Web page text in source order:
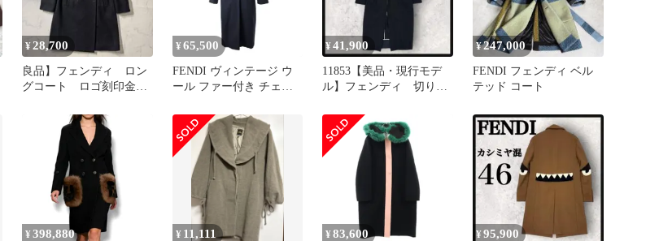
¥28,700
良品】フェンディ ロン
グコート ロゴ刻印金
ダブル パープル
¥ 65,500
FENDI ヴィンテージ ウ
ール ファー付き チェス
¥41,900
11853【美品・現行モデ
ル】フェンディ 切りっ
シミヤ混
¥247,000
FENDI フェンディ ベル
テッド コート
¥ 398,880 ¥ 11,111 ¥ 83,600 ¥95,900